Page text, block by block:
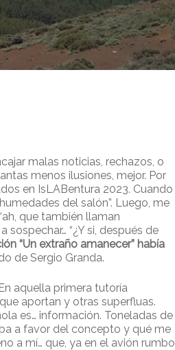
malas noticias, rechazos, o
menos ilusiones, mejor. Por
en IsLABentura 2023. Cuando
del salón”. Luego, me
que también llaman
“¿Y si, después de
“Un extraño amanecer” había
de Sergio Granda.
aquella primera tutoría
aportan y otras superfluas.
es… información. Toneladas de
a favor del concepto y qué me
a mí… que, ya en el avión rumbo